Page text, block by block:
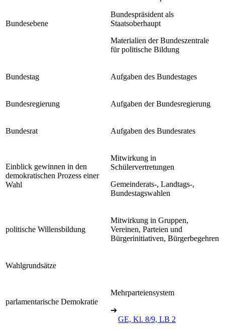
Bundesebene
Bundespräsident als
Staatsoberhaupt
Materialien der Bundeszentrale
für politische Bildung
Bundestag Aufgaben des Bundestages
Bundesregierung Aufgaben der Bundesregierung
Bundesrat Aufgaben des Bundesrates
Einblick gewinnen in den
demokratischen Prozess einer
Wahl
Mitwirkung in
Schülervertretungen
Gemeinderats-, Landtags-,
Bundestagswahlen
politische Willensbildung
Mitwirkung in Gruppen,
Vereinen, Parteien und
Bürgerinitiativen, Bürgerbegehren
Wahlgrundsätze
parlamentarische Demokratie
Mehrparteiensystem
➔
GE, Kl. 8/9, LB 2